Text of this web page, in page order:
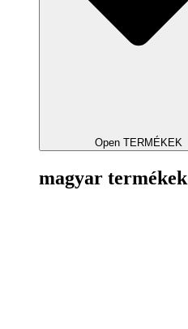
Open TERMÉKEK
magyar termékek